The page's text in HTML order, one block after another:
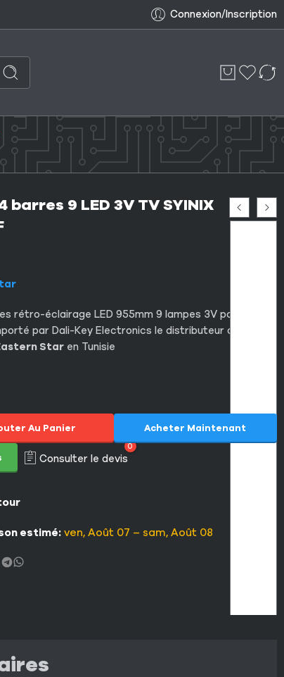
Connexion/Inscription
barres 9 LED 3V TV SYINIX
rétro-éclairage LED 955mm 9 lampes 3V pour LED
par Dali-Key Electronics le distributeur officiel de
Star en Tunisie
Au Panier
Consulter le devis
0
Acheter Maintenant
estimé: ven, Août 07 – sam, Août 08